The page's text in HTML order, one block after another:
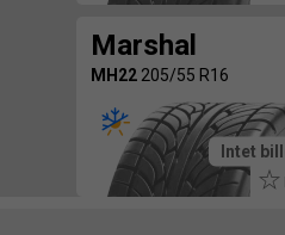
Marshal
MH22 205/55 R16
Intet